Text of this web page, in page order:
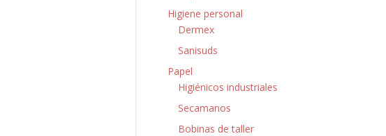
Higiene personal
Dermex
Sanisuds
Papel
Higiénicos industriales
Secamanos
Bobinas de taller